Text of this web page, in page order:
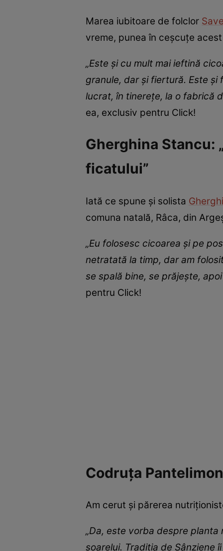
Marea iubitoare de folclor
vreme, punea în ceșcuțe
„Este și cu mult mai ieftină
granule, dar și fiertură. Este și
lucrat, în tinerețe, la o fabrică
ea, exclusiv pentru Click!
Gherghina Stancu:
ficatului”
Iată ce spune și solista
comuna natală, Râca, din
„Eu folosesc cicoarea și pe
netratată la timp, dar am
se spală bine, se prăjește,
pentru Click!
Codruța
Am cerut și părerea
„Da, este vorba despre planta
soarelui. Tradiția de